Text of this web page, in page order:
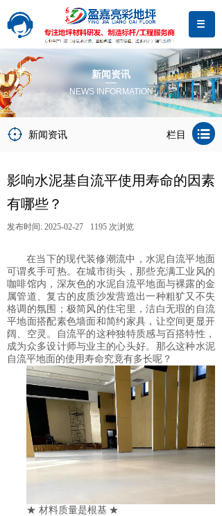
新闻资讯
NEWS INFORMATION
新闻资讯 栏目
影响水泥基自流平使用寿命的因素
有哪些？
发布时间: 2025-02-27 1195 次浏览
在当下的现代装修潮流中，水泥自流平地面
可谓炙手可热。在城市街头，那些充满工业风的
咖啡馆内，深灰色的水泥自流平地面与裸露的金
属管道、复古的皮质沙发营造出一种粗犷又不失
格调的氛围；极简风的住宅里，洁白无瑕的自流
平地面搭配素色墙面和简约家具，让空间更显开
阔、空灵。自流平的这种独特质感与百搭特性，
成为众多设计师与业主的心头好。那么这种水泥
自流平地面的使用寿命究竟有多长呢？
★ 材料质量是根基 ★